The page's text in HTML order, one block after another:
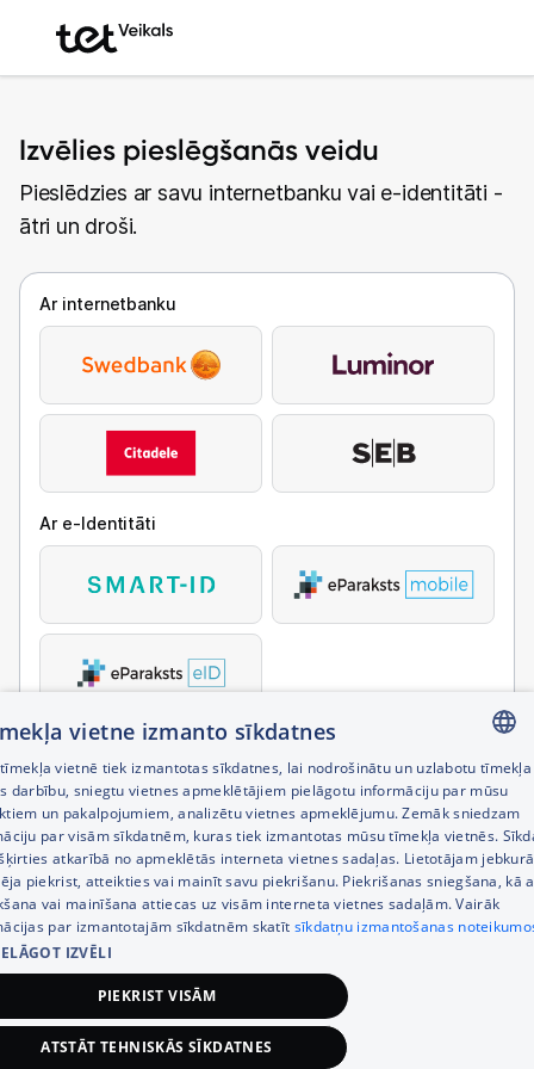
Izvēlies pieslēgšanās veidu
Pieslēdzies ar savu internetbanku vai e-identitāti -
ātri un droši.
Ar internetbanku
Ar e-Identitāti
LATVIAN
RUSSIAN
ENGLISH
vietne izmanto sīkdatnes
vietnē tiek izmantotas sīkdatnes, lai nodrošinātu un uzlabotu tīmekļa
darbību, sniegtu vietnes apmeklētājiem pielāgotu informāciju par mūsu
un pakalpojumiem, analizētu vietnes apmeklējumu. Zemāk sniedzam
par visām sīkdatnēm, kuras tiek izmantotas mūsu tīmekļa vietnēs.
atkarībā no apmeklētās interneta vietnes sadaļas. Lietotājam
piekrist, atteikties vai mainīt savu piekrišanu. Piekrišanas sniegšana, kā
vai mainīšana attiecas uz visām interneta vietnes sadaļām. Vairāk
par izmantotajām sīkdatnēm skatīt sīkdatņu izmantošanas
IZVĒLI
PIEKRIST VISĀM
ATSTĀT TEHNISKĀS SĪKDATNES